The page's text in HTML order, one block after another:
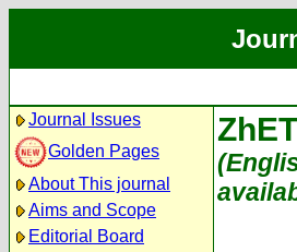
Journal Issues
Golden Pages
About This journal
Aims and Scope
Editorial Board